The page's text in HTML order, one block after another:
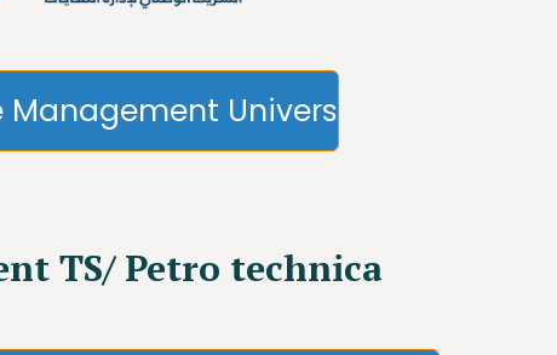
Management Univers
TS/ Petro technica